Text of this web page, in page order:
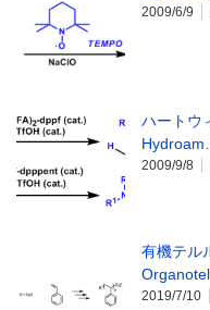
2009/6/9
ハートウ
Hydroam…
2009/9/8
有機テル
2019/7/10